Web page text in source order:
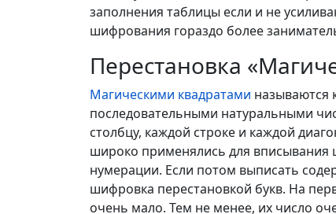
заполнения таблицы если и не
шифрования гораздо более
Перестановка
Магическими квадратами называются
последовательными натуральными
столбцу, каждой строке и каждой
широко применялись для вписывания
нумерации. Если потом выписать
шифровка перестановкой букв. На
очень мало. Тем не менее, их число